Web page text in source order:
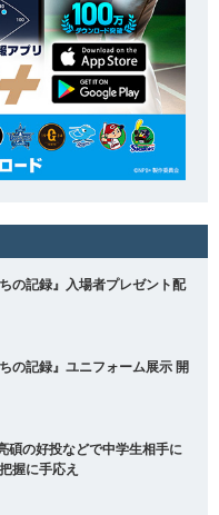
の記録』入場者プレゼント配
の記録』ユニフォーム展示 開
碩の好投などで中学生相手に
握に手応え